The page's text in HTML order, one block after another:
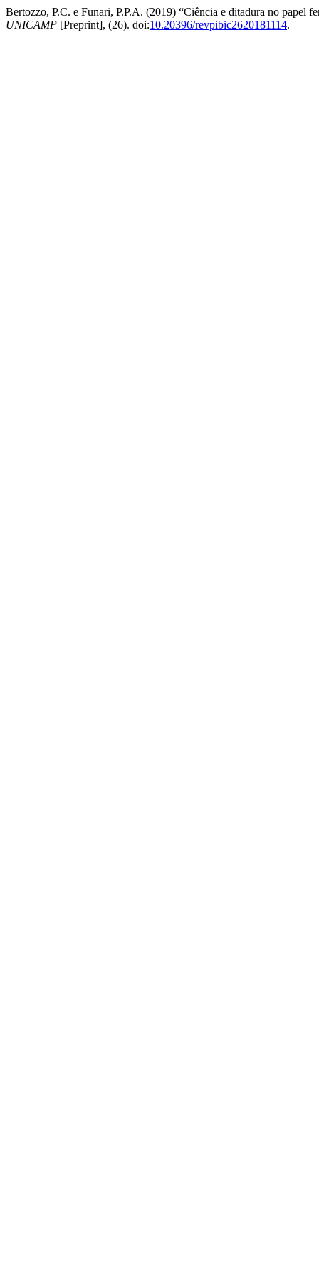
Bertozzo, P.C. e Funari, P.P.A. (2019) “Ciência e ditadura no papel
UNICAMP [Preprint], (26). doi:10.20396/revpibic2620181114.